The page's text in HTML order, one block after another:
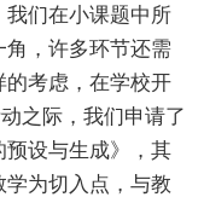
我们在小课题中所
，许多环节还需
考虑，在学校开
之际，我们申请了
设与生成》，其
为切入点，与教